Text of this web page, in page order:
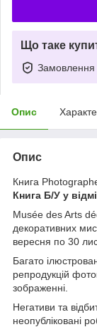
Що таке
Замовлення
Опис
Опис
Книга
Книга Б/У у
Musée des Arts
декоративних
вересня по 30
Багато
репродукцій
зображенні.
Негативи та
неопубліковані